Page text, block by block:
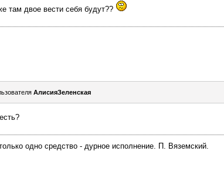
там двое вести себя будут??
АлисияЗеленская
одно средство - дурное исполнение. П. Вяземский.